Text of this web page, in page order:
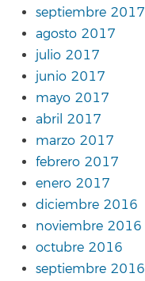
septiembre 2017
agosto 2017
julio 2017
junio 2017
mayo 2017
abril 2017
marzo 2017
febrero 2017
enero 2017
diciembre 2016
noviembre 2016
octubre 2016
septiembre 2016